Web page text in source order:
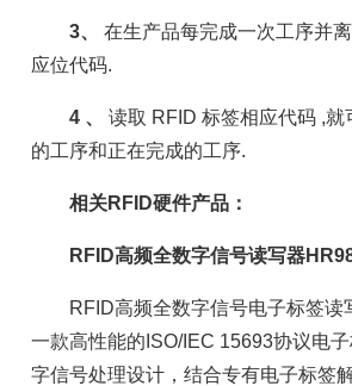
3、
在生产品每完成一次工序并
应位代码.
4 、
读取 RFID 标签相应代码 ,
的工序和正在完成的工序.
相关RFID硬件产品：
RFID高频全数字信号读写器
RFID高频全数字信号电子标签读
一款高性能的ISO/IEC 15693协议电
字信号处理设计，结合专有电子标签